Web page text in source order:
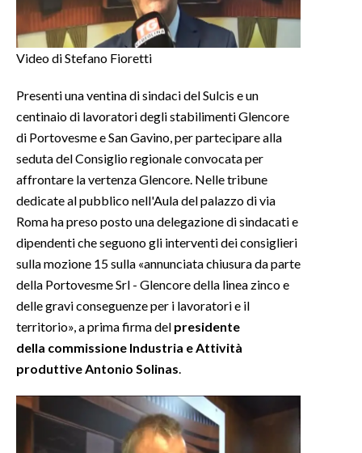
ANNUNCI
NECROLOGI
PUBBLICITÀ
STORE
Video di Stefano Fioretti
Presenti una ventina di sindaci del Sulcis e un
centinaio di lavoratori degli stabilimenti Glencore
di Portovesme e San Gavino, per partecipare alla
seduta del Consiglio regionale convocata per
affrontare la vertenza Glencore. Nelle tribune
dedicate al pubblico nell'Aula del palazzo di via
Roma ha preso posto una delegazione di sindacati e
dipendenti che seguono gli interventi dei consiglieri
sulla mozione 15 sulla «annunciata chiusura da parte
della Portovesme Srl - Glencore della linea zinco e
delle gravi conseguenze per i lavoratori e il
territorio», a prima firma del presidente
della commissione Industria e Attività
produttive Antonio Solinas